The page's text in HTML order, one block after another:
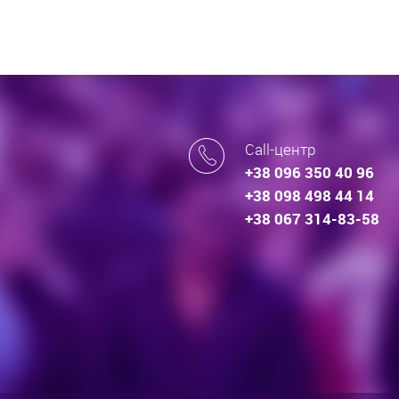
Call-центр
+38 096 350 40 96
+38 098 498 44 14
+38 067 314-83-58